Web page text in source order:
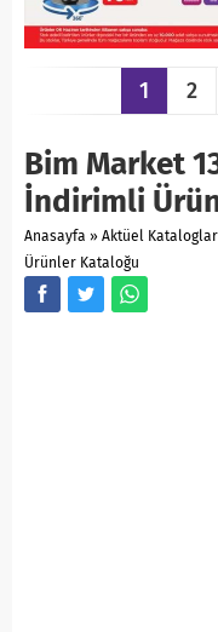
1 2
Bim Market
İndirimli
Anasayfa » Aktüel Kataloglar
Ürünler Kataloğu